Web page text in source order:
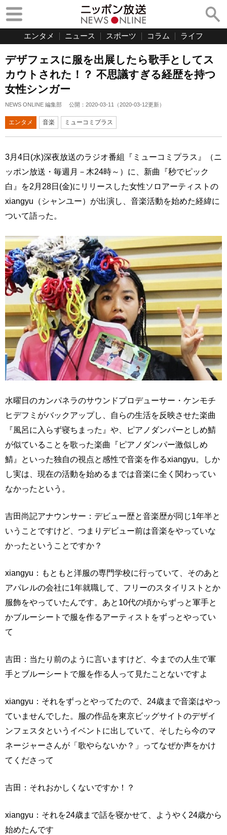
エンタメ ニュース スポーツ コラム ライフ
デザフェスに服を出展したら歌手としてス
カウトされた！？ 不思議すぎる経歴を持つ
女性シンガー
NEWS ONLINE 編集部 公開： 2020-03-11 （2020-03-12更新）
エンタメ 音楽 ミューコミプラス
3月4日(水)深夜放送のラジオ番組『ミューコミプラス』（ニ
ッポン放送・毎週月－木24時～）に、新曲『秒でピック
白』を2月28日(金)にリリースした女性ソロアーティストの
xiangyu（シャンユー）が出演し、音楽活動を始めた経緯に
ついて語った。
水曜日のカンパネラのサウンドプロデューサー・ケンモチ
ヒデフミがバックアップし、自らの生活を反映させた楽曲
『風呂に入らず寝ちまった』や、ピアノダンパーとしめ鯖
が似ていることを歌った楽曲『ピアノダンパー激似しめ
鯖』といった独自の視点と感性で音楽を作るxiangyu。しか
し実は、現在の活動を始めるまでは音楽に全く関わってい
なかったという。
吉田尚記アナウンサー：デビュー歴と音楽歴が同じ1年半と
いうことですけど、つまりデビュー前は音楽をやっていな
かったということですか？
xiangyu：もともと洋服の専門学校に行っていて、そのあと
アパレルの会社に1年就職して、フリーのスタイリストとか
服飾をやっていたんです。あと10代の頃からずっと軍手と
かブルーシートで服を作るアーティストをずっとやってい
て
吉田：当たり前のように言いますけど、今までの人生で軍
手とブルーシートで服を作る人って見たことないですよ
xiangyu：それをずっとやってたので、24歳まで音楽はやっ
ていませんでした。服の作品を東京ビッグサイトのデザイ
ンフェスタというイベントに出していて、そしたら今のマ
ネージャーさんが「歌やらないか？」ってなぜか声をかけ
てくださって
吉田：それおかしくないですか！？
xiangyu：それを24歳まで話を寝かせて、ようやく24歳から
始めたんです